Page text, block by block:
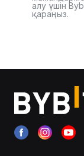
алу үшін
қараңыз.